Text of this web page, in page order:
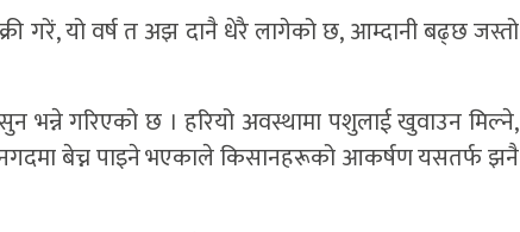
गरें, यो वर्ष त अझ दानै धेरै लागेको छ, आम्दानी बढ्छ जस्तो
सुन भन्ने गरिएको छ । हरियो अवस्थामा पशुलाई खुवाउन मिल्ने,
बेच्न पाइने भएकाले किसानहरूको आकर्षण यसतर्फ झनै